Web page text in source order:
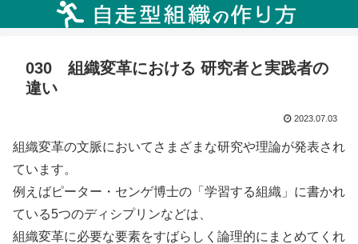
030 組織変革における 研究者と実践者の
違い
2023.07.03
組織変革の文脈においてさまざまな研究や理論が発表され
ています。
例えばピーター・センゲ博士の「学習する組織」に書かれ
ている5つのディシプリンなどは、
組織変革に必要な要素をすばらしく論理的にまとめてくれ